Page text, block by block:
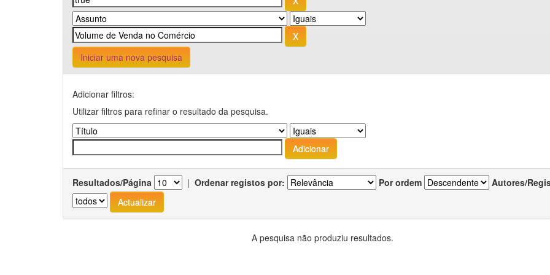
Iniciar uma nova pesquisa
Adicionar filtros:
Utilizar filtros para refinar o resultado da pesquisa.
Resultados/Página | Ordenar registos por: Por ordem Autores/
A pesquisa não produziu resultados.